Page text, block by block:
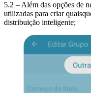
5.2 – Além das opções de
utilizadas para criar
distribuição inteligente;